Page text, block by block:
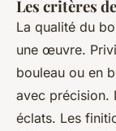
Les critères
La qualité du
une œuvre.
bouleau ou en
avec précision.
éclats. Les